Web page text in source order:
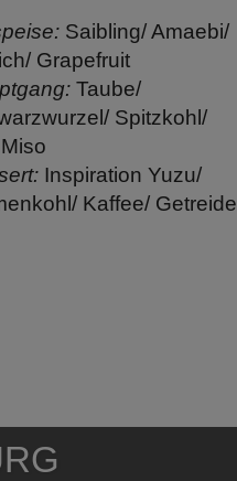
Saibling/ Amaebi/
Grapefruit
Taube/
Spitzkohl/
Inspiration Yuzu/
Kaffee/ Getreide